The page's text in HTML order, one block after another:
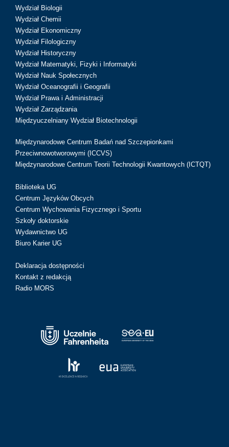
Wydział Biologii
Wydział Chemii
Wydział Ekonomiczny
Wydział Filologiczny
Wydział Historyczny
Wydział Matematyki, Fizyki i Informatyki
Wydział Nauk Społecznych
Wydział Oceanografii i Geografii
Wydział Prawa i Administracji
Wydział Zarządzania
Międzyuczelniany Wydział Biotechnologii
Międzynarodowe Centrum Badań nad Szczepionkami
Przeciwnowotworowymi (ICCVS)
Międzynarodowe Centrum Teorii Technologii Kwantowych (ICTQT)
Biblioteka UG
Centrum Języków Obcych
Centrum Wychowania Fizycznego i Sportu
Szkoły doktorskie
Wydawnictwo UG
Biuro Karier UG
Deklaracja dostępności
Kontakt z redakcją
Radio MORS